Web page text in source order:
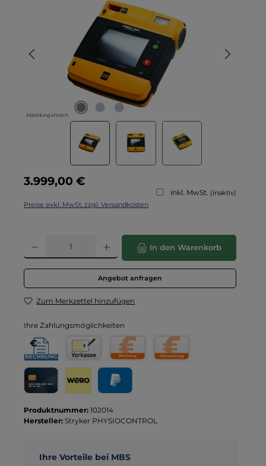
Abbildung ähnlich
Regulärer Preis:
3.999,00 €
inkl. MwSt. (inaktiv)
Preise exkl. MwSt. zzgl. Versandkosten
Produkt Anzahl: Gib den gewünschten Wert ein oder benutze die
In den Warenkorb
Angebot anfragen
Zum Merkzettel hinzufügen
Ihre Zahlungsmöglichkeiten
Produktnummer: 102014
Hersteller: Stryker PHYSIOCONTROL
Ihre Vorteile bei MBS